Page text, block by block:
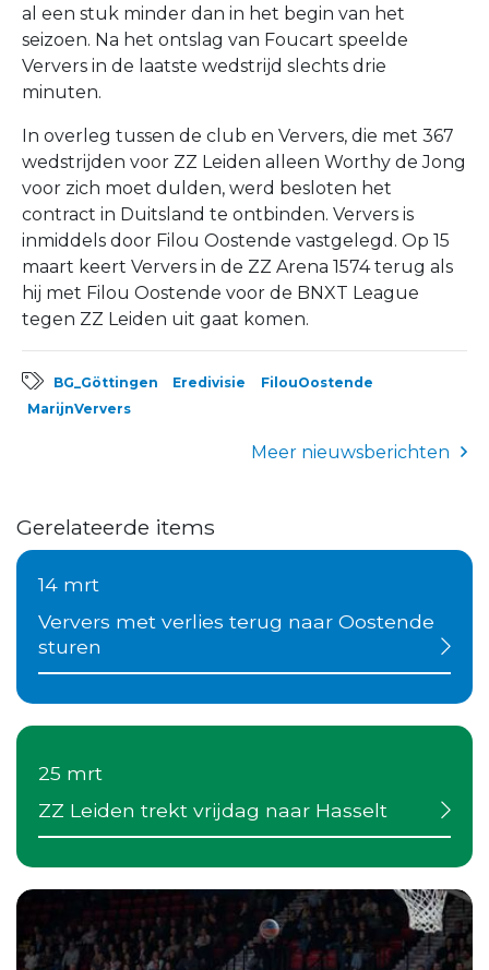
al een stuk minder dan in het begin van het
seizoen. Na het ontslag van Foucart speelde
Ververs in de laatste wedstrijd slechts drie
minuten.
In overleg tussen de club en Ververs, die met 367
wedstrijden voor ZZ Leiden alleen Worthy de Jong
voor zich moet dulden, werd besloten het
contract in Duitsland te ontbinden. Ververs is
inmiddels door Filou Oostende vastgelegd. Op 15
maart keert Ververs in de ZZ Arena 1574 terug als
hij met Filou Oostende voor de BNXT League
tegen ZZ Leiden uit gaat komen.
BG_Göttingen Eredivisie
FilouOostende
MarijnVervers
Meer nieuwsberichten
Gerelateerde items
14 mrt
Ververs met verlies terug naar Oostende
sturen
25 mrt
ZZ Leiden trekt vrijdag naar Hasselt